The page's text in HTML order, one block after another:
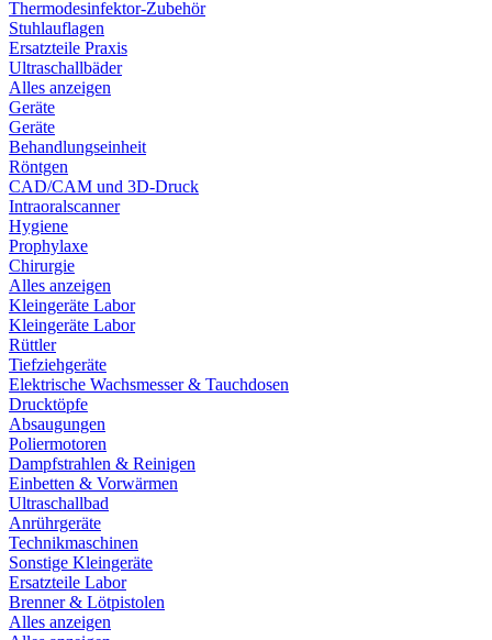
Thermodesinfektor-Zubehör
Stuhlauflagen
Ersatzteile Praxis
Ultraschallbäder
Alles anzeigen
Geräte
Geräte
Behandlungseinheit
Röntgen
CAD/CAM und 3D-Druck
Intraoralscanner
Hygiene
Prophylaxe
Chirurgie
Alles anzeigen
Kleingeräte Labor
Kleingeräte Labor
Rüttler
Tiefziehgeräte
Elektrische Wachsmesser & Tauchdosen
Drucktöpfe
Absaugungen
Poliermotoren
Dampfstrahlen & Reinigen
Einbetten & Vorwärmen
Ultraschallbad
Anrührgeräte
Technikmaschinen
Sonstige Kleingeräte
Ersatzteile Labor
Brenner & Lötpistolen
Alles anzeigen